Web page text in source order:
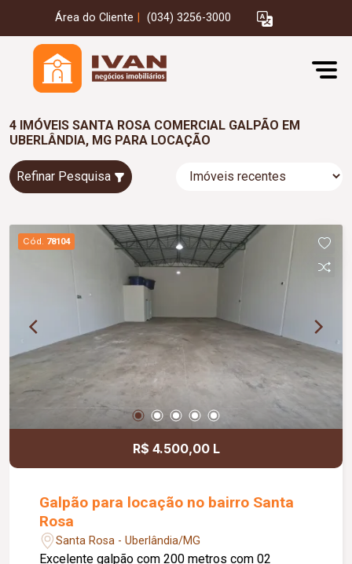
Área do Cliente (034) 3256-3000
4 IMÓVEIS SANTA ROSA COMERCIAL GALPÃO EM
UBERLÂNDIA, MG PARA LOCAÇÃO
Refinar Pesquisa
Cód. 78104
R$ 4.500,00 L
Galpão para locação no bairro Santa
Rosa
Santa Rosa - Uberlândia/MG
Excelente galpão com 200 metros com 02